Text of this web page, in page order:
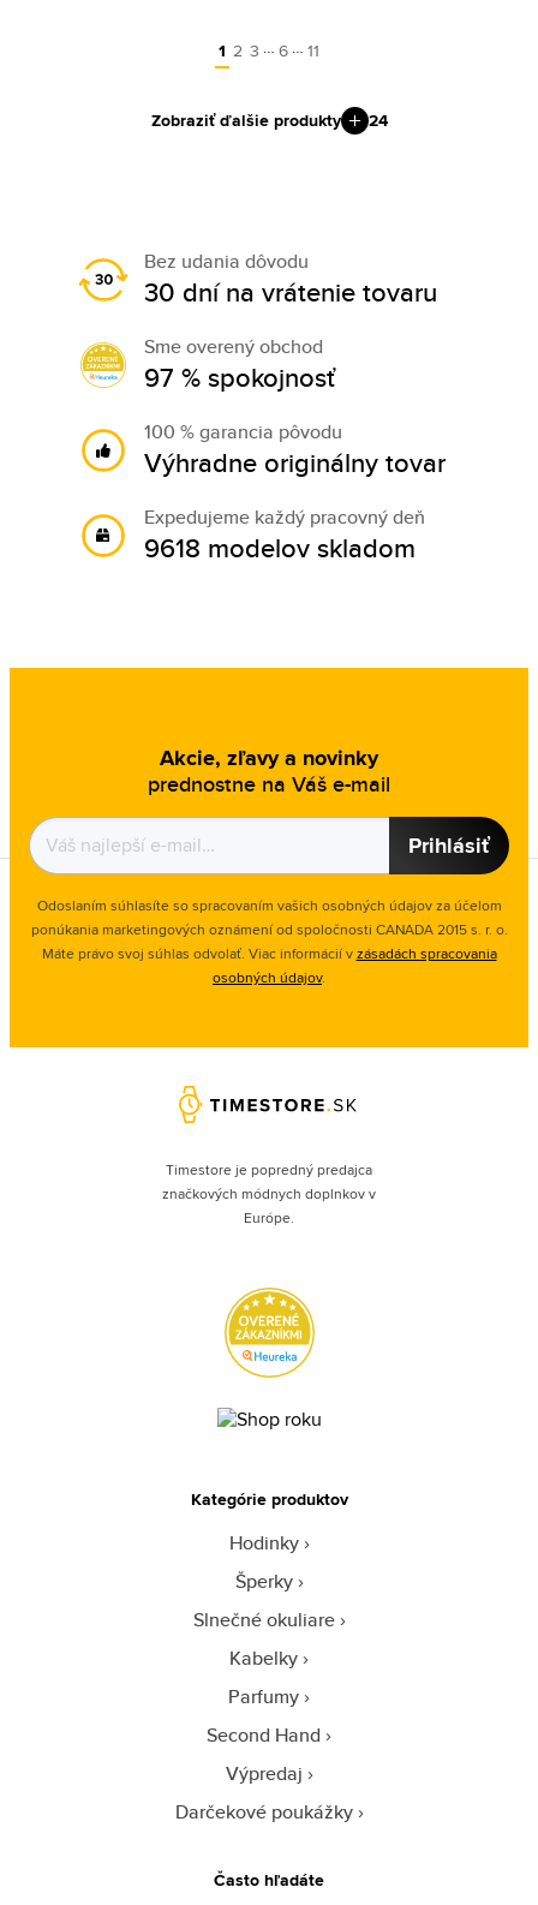
1 2 3 … 6 … 11
Zobraziť ďalšie produkty 24
Bez udania dôvodu
30 dní na vrátenie tovaru
Sme overený obchod
97 % spokojnosť
100 % garancia pôvodu
Výhradne originálny tovar
Expedujeme každý pracovný deň
9618 modelov skladom
Akcie, zľavy a novinky
prednostne na Váš e-mail
Prihlásiť
Odoslaním súhlasíte so spracovaním vašich osobných údajov za účelom
ponúkania marketingových oznámení od spoločnosti CANADA 2015 s. r. o.
Máte právo svoj súhlas odvolať. Viac informácií vzásadách spracovania
osobných údajov.
Timestore je popredný predajca
značkových módnych doplnkov v
Európe.
Kategórie produktov
Hodinky
Šperky
Slnečné okuliare
Kabelky
Parfumy
Second Hand
Výpredaj
Darčekové poukážky
Často hľadáte